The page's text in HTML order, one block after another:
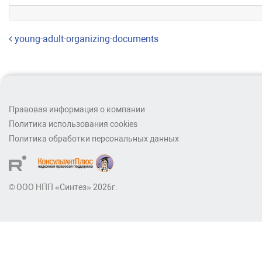
Навигация по записям
young-adult-organizing-documents
Правовая информация о компании
Политика использования cookies
Политика обработки персональных данных
© ООО НПП «Синтез» 2026г.